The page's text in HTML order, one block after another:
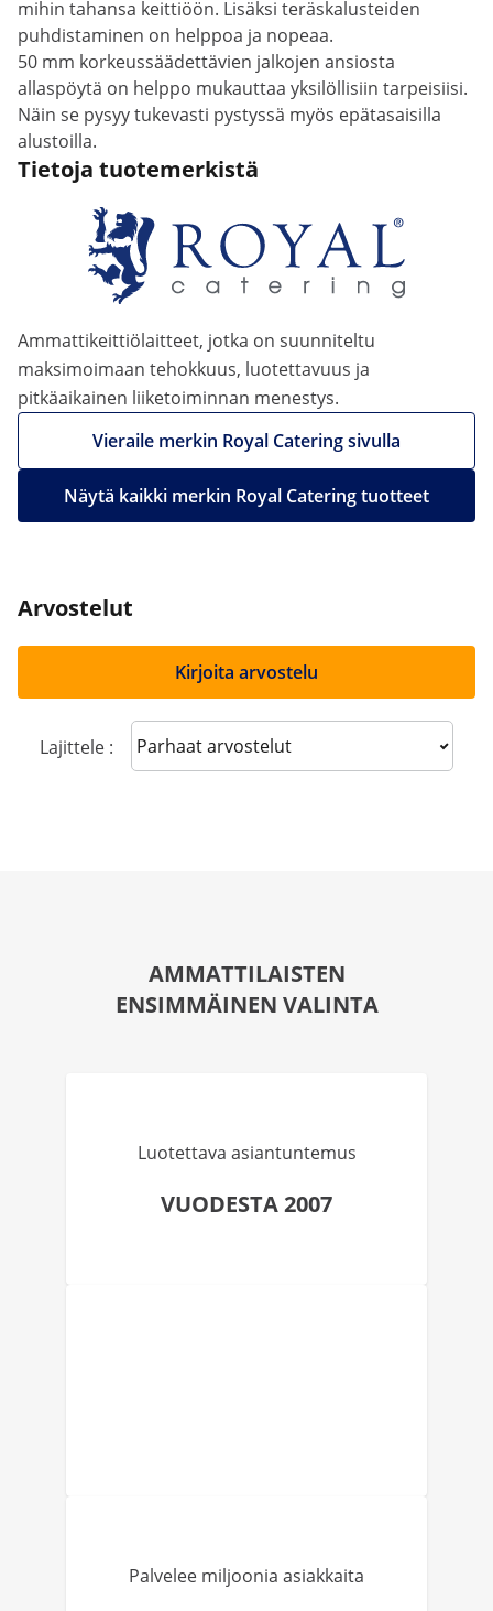
mihin tahansa keittiöön. Lisäksi teräskalusteiden
puhdistaminen on helppoa ja nopeaa.
50 mm korkeussäädettävien jalkojen ansiosta
allaspöytä on helppo mukauttaa yksilöllisiin tarpeisiisi.
Näin se pysyy tukevasti pystyssä myös epätasaisilla
alustoilla.
Tietoja tuotemerkistä
Ammattikeittiölaitteet, jotka on suunniteltu
maksimoimaan tehokkuus, luotettavuus ja
pitkäaikainen liiketoiminnan menestys.
Vieraile merkin Royal Catering sivulla
Näytä kaikki merkin Royal Catering tuotteet
Arvostelut
Kirjoita arvostelu
Lajittele : Sort reviews
AMMATTILAISTEN
ENSIMMÄINEN VALINTA
Luotettava asiantuntemus
VUODESTA 2007
Palvelee miljoonia asiakkaita